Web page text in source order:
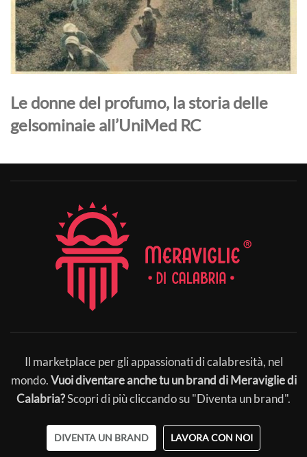
Le donne del profumo, la storia delle
gelsominaie all’UniMed RC
Il marketplace per gli appassionati di calabresità, nel
mondo.Vuoi diventare anche tu un brand di Meraviglie di
Calabria?Scopri di più cliccando su "Diventa un brand".
DIVENTA UN BRAND LAVORA CON NOI